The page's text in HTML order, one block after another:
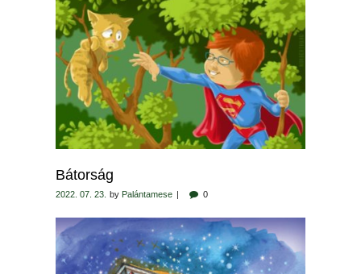
Bátorság
2022. 07. 23. by Palántamese 0